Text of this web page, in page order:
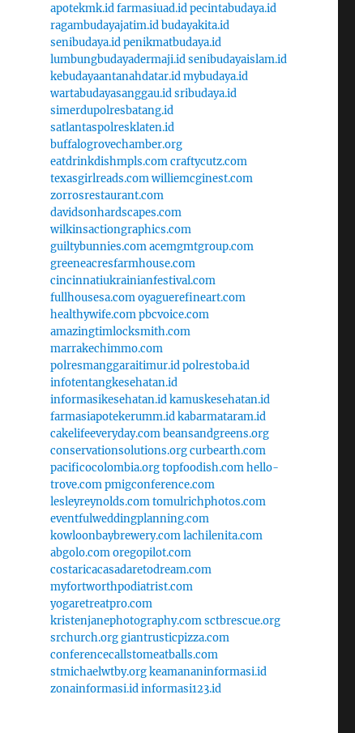
apotekmk.idfarmasiuad.idpecintabudaya.id
ragambudayajatim.idbudayakita.id
senibudaya.idpenikmatbudaya.id
lumbungbudayadermaji.idsenibudayaislam.id
kebudayaantanahdatar.idmybudaya.id
wartabudayasanggau.idsribudaya.id
simerdupolresbatang.id
satlantaspolresklaten.id
buffalogrovechamber.org
eatdrinkdishmpls.comcraftycutz.com
texasgirlreads.comwilliemcginest.com
zorrosrestaurant.com
davidsonhardscapes.com
wilkinsactiongraphics.com
guiltybunnies.comacemgmtgroup.com
greeneacresfarmhouse.com
cincinnatiukrainianfestival.com
fullhousesa.comoyaguerefineart.com
healthywife.compbcvoice.com
amazingtimlocksmith.com
marrakechimmo.com
polresmanggaraitimur.idpolrestoba.id
infotentangkesehatan.id
informasikesehatan.idkamuskesehatan.id
farmasiapotekerumm.idkabarmataram.id
cakelifeeveryday.combeansandgreens.org
conservationsolutions.orgcurbearth.com
pacificocolombia.orgtopfoodish.comhello-
trove.compmigconference.com
lesleyreynolds.comtomulrichphotos.com
eventfulweddingplanning.com
kowloonbaybrewery.comlachilenita.com
abgolo.comoregopilot.com
costaricacasadaretodream.com
myfortworthpodiatrist.com
yogaretreatpro.com
kristenjanephotography.comsctbrescue.org
srchurch.orggiantrusticpizza.com
conferencecallstomeatballs.com
stmichaelwtby.orgkeamananinformasi.id
zonainformasi.idinformasi123.id